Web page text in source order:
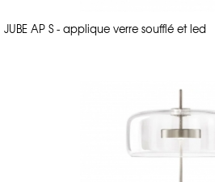
JUBE AP S - applique verre soufflé et led